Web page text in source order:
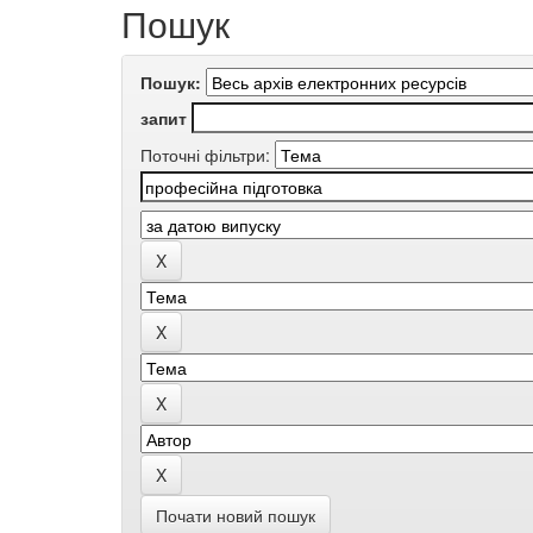
Пошук
Пошук:
запит
Поточні фільтри:
Почати новий пошук